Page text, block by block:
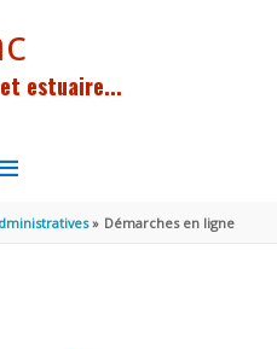
estuaire...
Démarches en ligne